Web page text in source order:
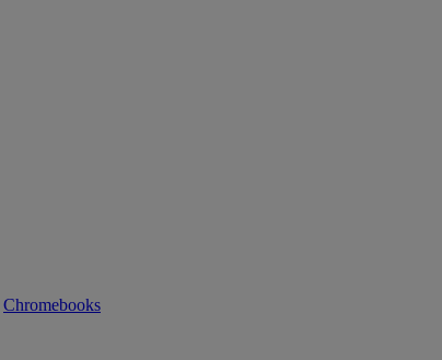
Chromebooks